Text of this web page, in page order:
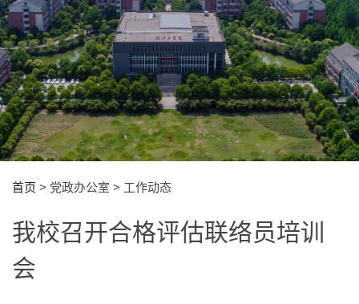
首页 > 党政办公室 > 工作动态
我校召开合格评估联络员培训
会